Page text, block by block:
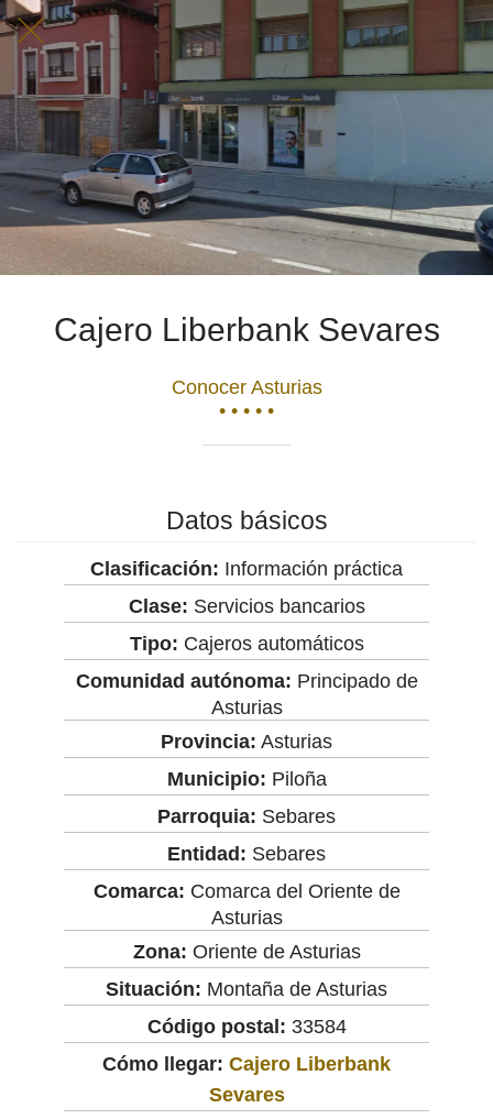
Cajero Liberbank Sevares
Conocer Asturias
• • • • •
Datos básicos
Clasificación: Información práctica
Clase: Servicios bancarios
Tipo: Cajeros automáticos
Comunidad autónoma: Principado de
Asturias
Provincia: Asturias
Municipio: Piloña
Parroquia: Sebares
Entidad: Sebares
Comarca: Comarca del Oriente de
Asturias
Zona: Oriente de Asturias
Situación: Montaña de Asturias
Código postal: 33584
Cómo llegar: Cajero Liberbank
Sevares